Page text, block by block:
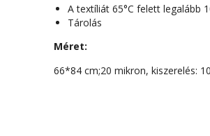
A textíliát 65°C felett legalább
Tárolás
Méret:
66*84 cm;20 mikron, kiszerelés: